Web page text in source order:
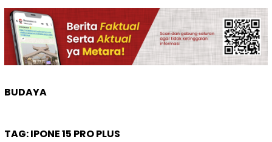
BUDAYA
TAG:IPONE 15 PRO PLUS